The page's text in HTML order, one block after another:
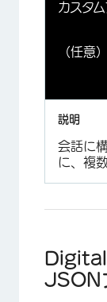
カスタ
（任意）
会話に
に、複
Digital
JSON